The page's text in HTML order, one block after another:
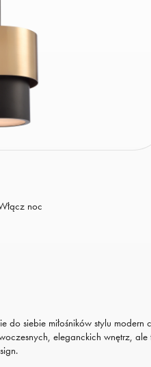
noc
siebie miłośników stylu modern
eleganckich wnętrz, ale